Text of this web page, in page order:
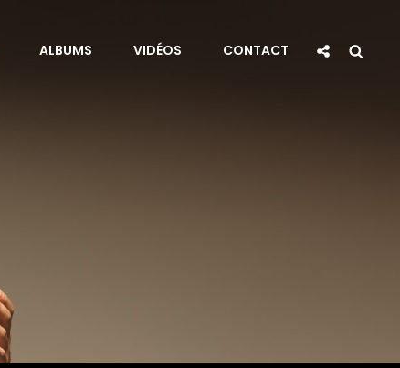
ALBUMS VIDÉOS CONTACT Social
Share